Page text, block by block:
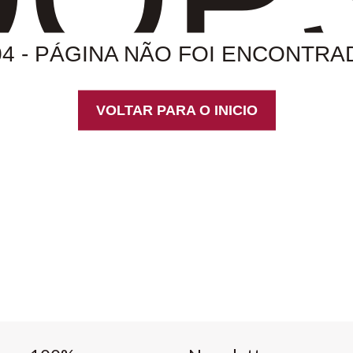
- PÁGINA NÃO FOI
VOLTAR PARA O INICIO